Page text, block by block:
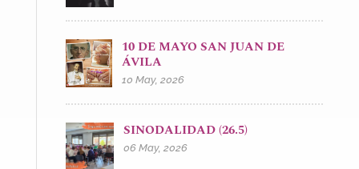
10 DE MAYO SAN JUAN DE
ÁVILA
10 May, 2026
SINODALIDAD (26.5)
06 May, 2026